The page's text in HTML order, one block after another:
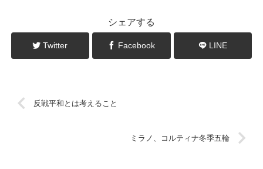
シェアする
Twitter Facebook LINE
反戦平和とは考えること
ミラノ、コルティナ冬季五輪